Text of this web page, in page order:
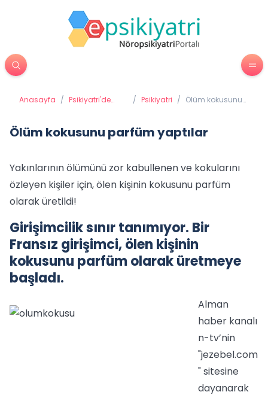
Anasayfa / Psikiyatri'de
/ Psikiyatri / Ölüm kokusunu
Ölüm kokusunu parfüm yaptılar
Yakınlarının ölümünü zor kabullenen ve kokularını
özleyen kişiler için, ölen kişinin kokusunu parfüm
olarak üretildi!
Girişimcilik sınır tanımıyor. Bir
Fransız girişimci, ölen kişinin
kokusunu parfüm olarak üretmeye
başladı.
Alman
haber kanalı
n-tv’nin
"jezebel.com
" sitesine
dayanarak